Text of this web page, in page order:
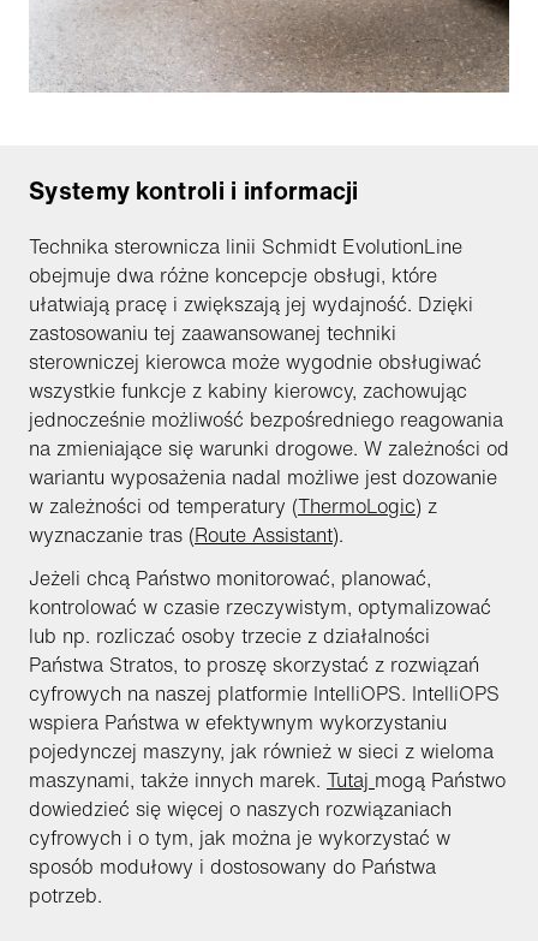
Systemy kontroli i informacji
Technika sterownicza linii Schmidt EvolutionLine
obejmuje dwa różne koncepcje obsługi, które
ułatwiają pracę i zwiększają jej wydajność. Dzięki
zastosowaniu tej zaawansowanej techniki
sterowniczej kierowca może wygodnie obsługiwać
wszystkie funkcje z kabiny kierowcy, zachowując
jednocześnie możliwość bezpośredniego reagowania
na zmieniające się warunki drogowe. W zależności od
wariantu wyposażenia nadal możliwe jest dozowanie
w zależności od temperatury (ThermoLogic) z
wyznaczanie tras (Route Assistant).
Jeżeli chcą Państwo monitorować, planować,
kontrolować w czasie rzeczywistym, optymalizować
lub np. rozliczać osoby trzecie z działalności
Państwa Stratos, to proszę skorzystać z rozwiązań
cyfrowych na naszej platformie IntelliOPS. IntelliOPS
wspiera Państwa w efektywnym wykorzystaniu
pojedynczej maszyny, jak również w sieci z wieloma
maszynami, także innych marek. Tutaj mogą Państwo
dowiedzieć się więcej o naszych rozwiązaniach
cyfrowych i o tym, jak można je wykorzystać w
sposób modułowy i dostosowany do Państwa
potrzeb.